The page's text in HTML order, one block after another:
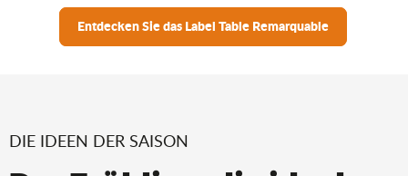
Entdecken Sie das Label Table Remarquable
DIE IDEEN DER SAISON